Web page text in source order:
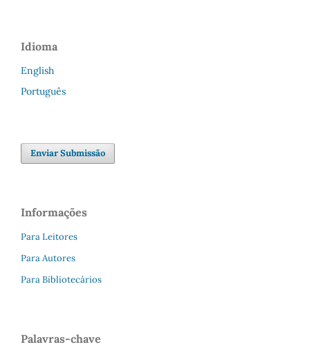
Idioma
English
Português
Enviar Submissão
Informações
Para Leitores
Para Autores
Para Bibliotecários
Palavras-chave